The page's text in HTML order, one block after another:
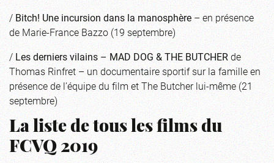
/Bitch! Une incursion dans la manosphère – en présence
de Marie-France Bazzo (19 septembre)
/Les derniers vilains – MAD DOG & THE BUTCHERde
Thomas Rinfret – un documentaire sportif sur la famille en
présence de l’équipe du film et The Butcher lui-même (21
septembre)
La liste de tous les films du
FCVQ 2019